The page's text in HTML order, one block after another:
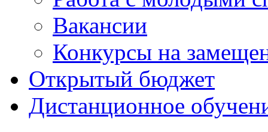
Вакансии
Конкурсы на
Открытый бюджет
Дистанционное